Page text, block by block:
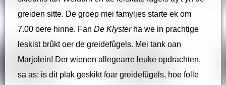
greiden sitte. De groep mei famyljes starte ek om
7.00 oere hinne. FanDe Klysterha we in prachtige
leskist brûkt oer de greidefûgels. Mei tank oan
Marjolein! Der wienen allegearre leuke opdrachten,
sa as: is dit plak geskikt foar greidefûgels, hoe folle